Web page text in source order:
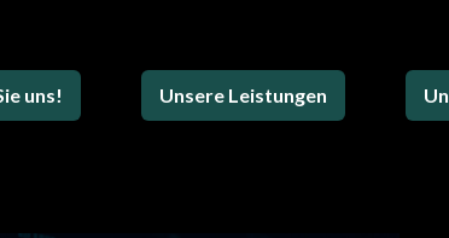
uns! Unsere Leistungen